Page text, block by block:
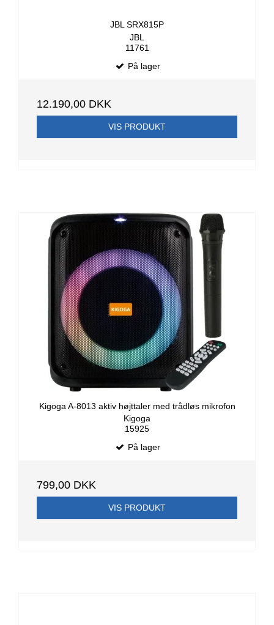
JBL SRX815P
JBL
11761
På lager
12.190,00 DKK
VIS PRODUKT
Kigoga A-8013 aktiv højttaler med trådløs mikrofon
Kigoga
15925
På lager
799,00 DKK
VIS PRODUKT